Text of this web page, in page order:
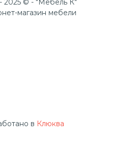
в Клюква
2025 © - "Мебель К"
магазин мебели